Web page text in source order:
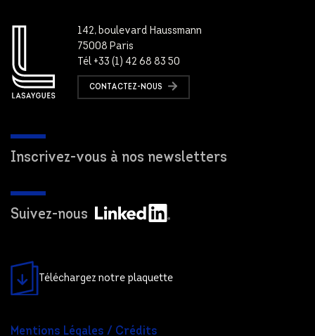
142, boulevard Haussmann
75008 Paris
Tél +33 (1) 42 68 83 50
CONTACTEZ-NOUS
Inscrivez-vous à nos newsletters
Suivez-nous
Téléchargez notre plaquette
Mentions Légales / Crédits